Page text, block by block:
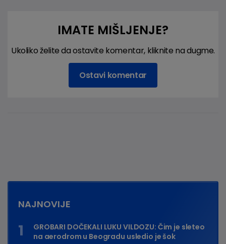
IMATE MIŠLJENJE?
Ukoliko želite da ostavite komentar, kliknite na dugme.
Ostavi komentar
NAJNOVIJE
GROBARI DOČEKALI LUKU VILDOZU: Čim je sleteo
na aerodrom u Beogradu usledio je šok